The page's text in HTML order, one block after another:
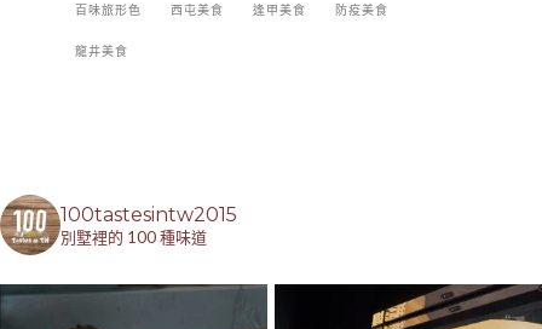
百味旅形色 西屯美食 逢甲美食 防疫美食
龍井美食
100tastesintw2015
別墅裡的 100 種味道